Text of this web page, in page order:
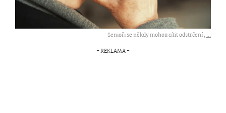
Senioři se někdy mohou cítit odstrčení ,...